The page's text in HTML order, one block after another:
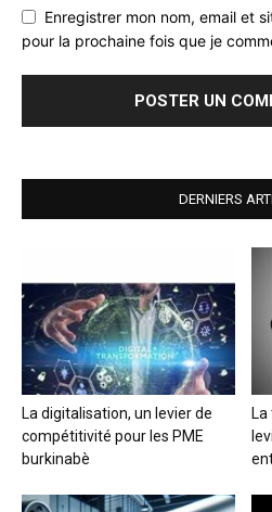
Enregistrer mon nom, email et
pour la prochaine fois que je
DERNIERS
La digitalisation, un levier de
compétitivité pour les PME
burkinabè